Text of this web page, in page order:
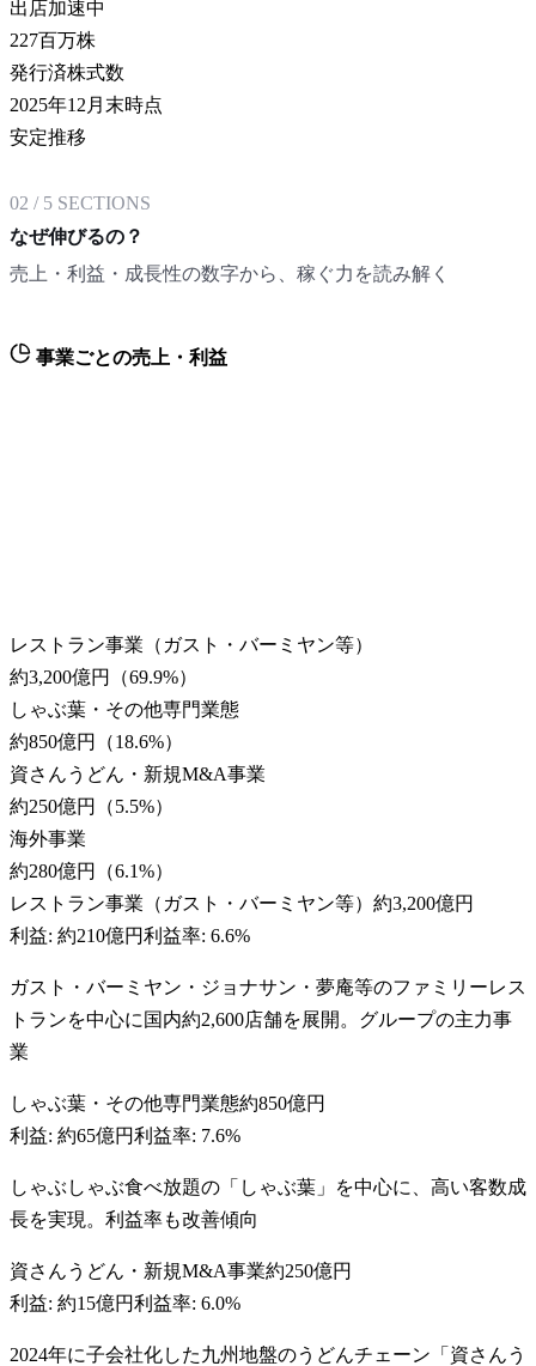
出店加速中
227百万株
発行済株式数
2025年12月末時点
安定推移
02 / 5 SECTIONS
なぜ伸びるの？
売上・利益・成長性の数字から、稼ぐ力を読み解く
事業ごとの売上・利益
レストラン事業（ガスト・バーミヤン等）
約3,200億円
（69.9%）
しゃぶ葉・その他専門業態
約850億円
（18.6%）
資さんうどん・新規M&A事業
約250億円
（5.5%）
海外事業
約280億円
（6.1%）
レストラン事業（ガスト・バーミヤン等） 約3,200億円
利益: 約210億円利益率: 6.6%
ガスト・バーミヤン・ジョナサン・夢庵等のファミリーレス
トランを中心に国内約2,600店舗を展開。グループの主力事
業
しゃぶ葉・その他専門業態約850億円
利益: 約65億円利益率: 7.6%
しゃぶしゃぶ食べ放題の「しゃぶ葉」を中心に、高い客数成
長を実現。利益率も改善傾向
資さんうどん・新規M&A事業約250億円
利益: 約15億円利益率: 6.0%
2024年に子会社化した九州地盤のうどんチェーン「資さんう